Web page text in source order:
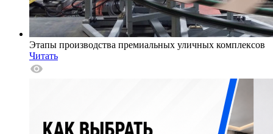
Этапы производства премиальных уличных комплексов
Читать